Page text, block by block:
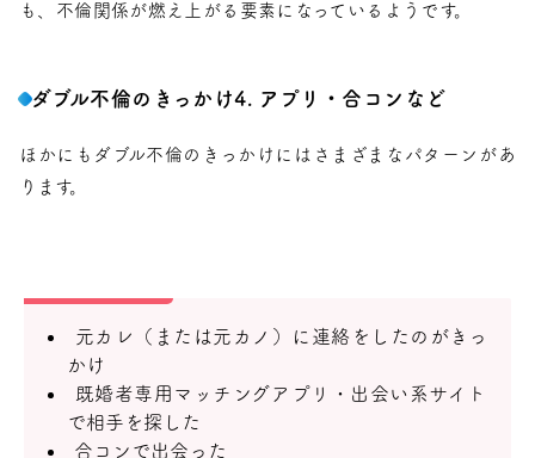
も、不倫関係が燃え上がる要素になっているようです。
ダブル不倫のきっかけ4. アプリ・合コンなど
ほかにもダブル不倫のきっかけにはさまざまなパターンがあ
ります。
元カレ（または元カノ）に連絡をしたのがきっ
かけ
既婚者専用マッチングアプリ・出会い系サイト
で相手を探した
合コンで出会った